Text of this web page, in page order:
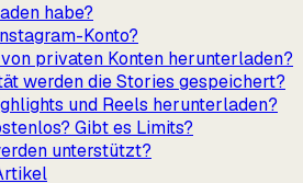
habe?
Konto?
privaten Konten herunterladen?
werden die Stories gespeichert?
und Reels herunterladen?
Gibt es Limits?
unterstützt?